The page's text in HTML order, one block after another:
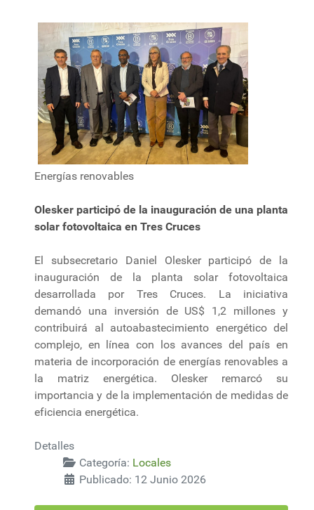
Energías renovables
Olesker participó de la inauguración de una planta
solar fotovoltaica en Tres Cruces
El subsecretario Daniel Olesker participó de la
inauguración de la planta solar fotovoltaica
desarrollada por Tres Cruces. La iniciativa
demandó una inversión de US$ 1,2 millones y
contribuirá al autoabastecimiento energético del
complejo, en línea con los avances del país en
materia de incorporación de energías renovables a
la matriz energética. Olesker remarcó su
importancia y de la implementación de medidas de
eficiencia energética.
Detalles
Categoría: Locales
Publicado: 12 Junio 2026